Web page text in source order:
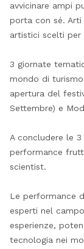
avvicinare ampi
porta con sé. Arti
artistici scelti
3 giornate
mondo di
apertura del
Settembre) e
A concludere le
performance
scientist.
Le performance
esperti nel
esperienze,
tecnologia nei